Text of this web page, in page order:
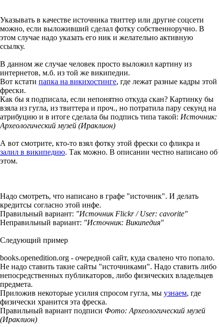
Указывать в качестве источника твиттер или другие соцсети
можно, если выложивший сделал фотку собственноручно. В
этом случае надо указать его ник и желательно активную
ссылку.
В данном же случае человек просто выложил картину из
интернетов, м.б. из той же википедии.
Вот кстати папка на викихостинге, где лежат разные кадры этой
фрески.
Как бы я подписала, если непонятно откуда скан? Картинку бы
взяла из гугла, из твиттера и проч., но потратила пару секунд на
атрибуцию и в итоге сделала бы подпись типа такой: Источник:
Археологический музей (Ираклион)
А вот смотрите, кто-то взял фотку этой фрески со фликра и
залил в википедию. Так можно. В описании честно написано об
этом.
Надо смотреть, что написано в графе "источник". И делать
кредитсы согласно этой инфе.
Правильный вариант: "Источник Flickr / User: cavorite"
Неправильный вариант: "Источник: Википедия"
Следующий пример
books.openedition.org - очередной сайт, куда свалено что попало.
Не надо ставить такие сайты "источниками". Надо ставить либо
непосредственных публикаторов, либо физических владельцев
предмета.
Приложив некоторые усилия спросом гугла, мы узнаем, где
физически хранится эта фреска.
Правильный вариант подписи Фото: Археологический музей
(Ираклион)